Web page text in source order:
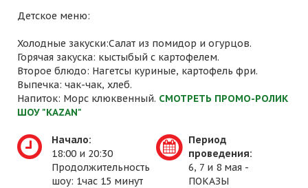
Детское меню:
Холодные закуски:Салат из помидор и огурцов.
Горячая закуска: кыстыбый с картофелем.
Второе блюдо: Нагетсы куриные, картофель фри.
Выпечка: чак-чак, хлеб.
Напиток: Морс клюквенный. СМОТРЕТЬ ПРОМО-РОЛИК
ШОУ "KAZAN"
Начало:
18:00 и 20:30
Продолжительность
шоу: 1час 15 минут
Период
проведения:
6, 7 и 8 мая -
ПОКАЗЫ